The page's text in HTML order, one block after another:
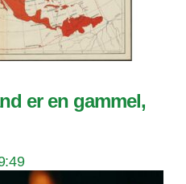
er en gammel,